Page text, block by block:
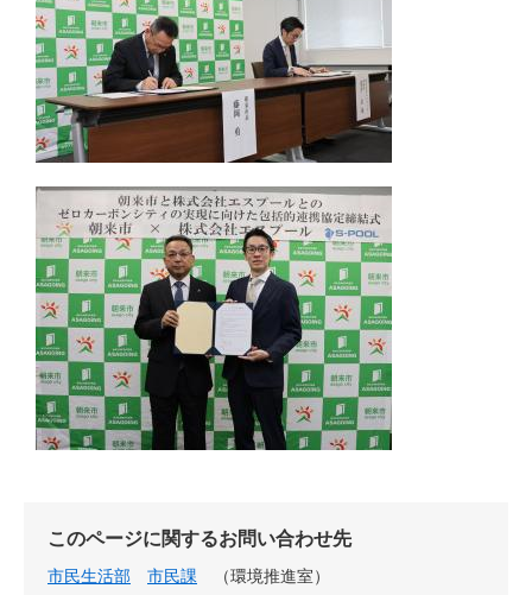
このページに関するお問い合わせ先
市民生活部 市民課
環境推進室